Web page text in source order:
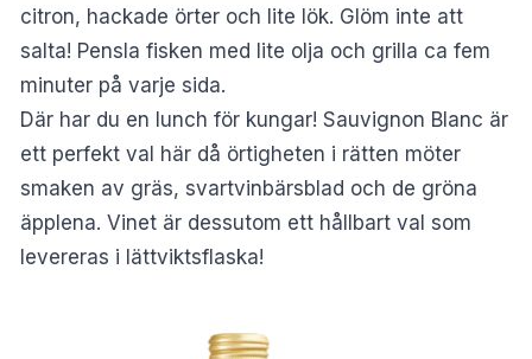
citron, hackade örter och lite lök. Glöm inte att
salta! Pensla fisken med lite olja och grilla ca fem
minuter på varje sida.
Där har du en lunch för kungar! Sauvignon Blanc är
ett perfekt val här då örtigheten i rätten möter
smaken av gräs, svartvinbärsblad och de gröna
äpplena. Vinet är dessutom ett hållbart val som
levereras i lättviktsflaska!